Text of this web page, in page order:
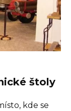
štoly
kde se